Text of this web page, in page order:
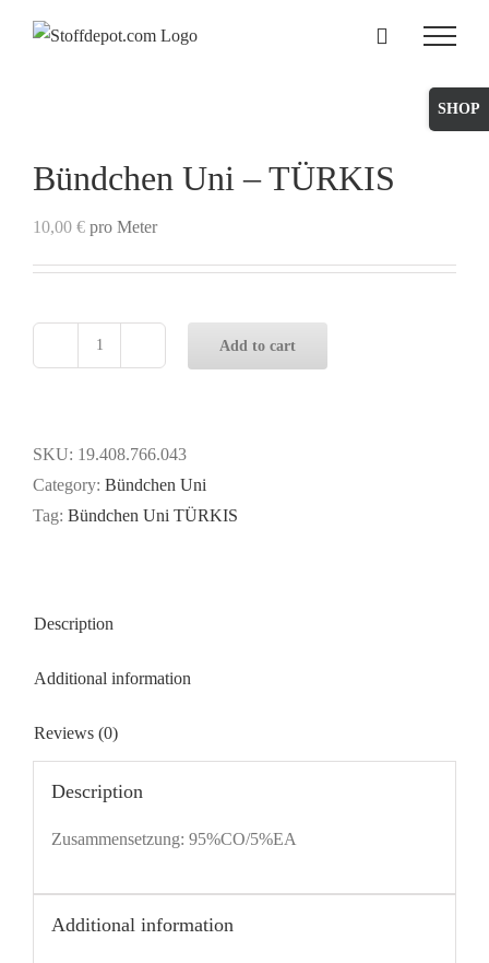
Bündchen Uni – TÜRKIS
10,00 € pro Meter
TÜRKIS
quantity
Add to cart
SKU: 19.408.766.043
Category: Bündchen Uni
Tag: Bündchen Uni TÜRKIS
Description
Additional information
Reviews (0)
Description
Zusammensetzung: 95%CO/5%EA
Additional information
Toggle
Sliding